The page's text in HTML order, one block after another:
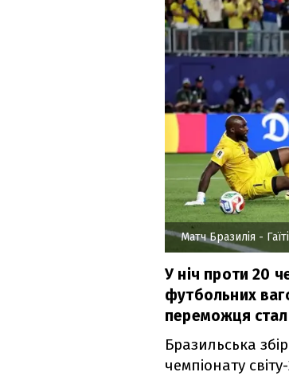
Матч Бразилія - Гаїті
У ніч проти 20
футбольних
переможця
Бразильська
чемпіонату